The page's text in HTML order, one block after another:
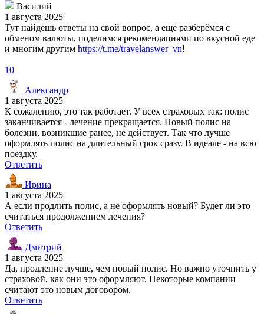
Василий
1 августа 2025
Тут найдёшь ответы на свой вопрос, а ещё разберёмся с
обменом валюты, поделимся рекомендациями по вкусной еде
и многим другим https://t.me/travelanswer_vn!
10
Александр
1 августа 2025
К сожалению, это так работает. У всех страховых так: полис
заканчивается - лечение прекращается. Новый полис на
болезни, возникшие ранее, не действует. Так что лучше
оформлять полис на длительный срок сразу. В идеале - на всю
поездку.
Ответить
Ирина
1 августа 2025
А если продлить полис, а не оформлять новый? Будет ли это
считаться продолжением лечения?
Ответить
Дмитрий
1 августа 2025
Да, продление лучше, чем новый полис. Но важно уточнить у
страховой, как они это оформляют. Некоторые компании
считают это новым договором.
Ответить